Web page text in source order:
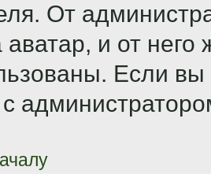
От
и от него
Если
с